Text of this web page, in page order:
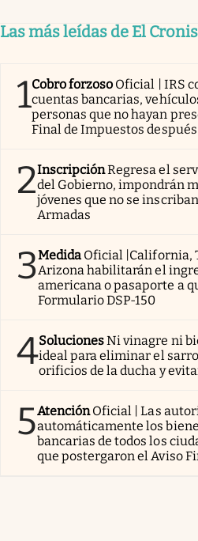
Las más leídas de El
1Cobro forzoso Oficial | IRS
cuentas bancarias,
personas que no hayan
Final de Impuestos
2InscripciónRegresa el
del Gobierno, impondrán
jóvenes que no se
Armadas
3Medida Oficial |California,
Arizona habilitarán el
americana o pasaporte a
Formulario DSP-150
4SolucionesNi vinagre ni
ideal para eliminar el
orificios de la ducha y
5AtenciónOficial | Las
automáticamente los
bancarias de todos los
que postergaron el Aviso